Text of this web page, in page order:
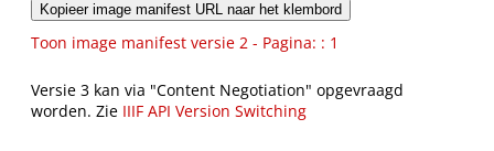
Kopieer image manifest URL naar het klembord
Toon image manifest versie 2 - Pagina: : 1
Versie 3 kan via "Content Negotiation" opgevraagd
worden. Zie IIIF API Version Switching